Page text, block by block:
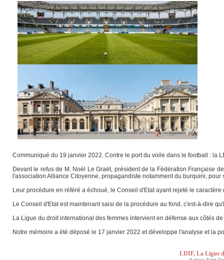
Communiqué du 19 janvier 2022. Contre le port du voile dans le football : la
Devant le refus de M. Noël Le Graët, président de la Fédération Française
l'association Alliance Citoyenne, propagandiste notamment du burquini, pour
Leur procédure en référé a échoué, le Conseil d'Etat ayant rejeté le
Le Conseil d'Etat est maintenant saisi de la procédure au fond, c'est-à-dire
La Ligue du droit international des femmes intervient en défense aux côtés
Notre mémoire a été déposé le 17 janvier 2022 et développe l'analyse et la
LDIF, La Ligue